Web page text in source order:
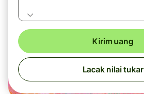
Kirim uang
Lacak nilai tukar